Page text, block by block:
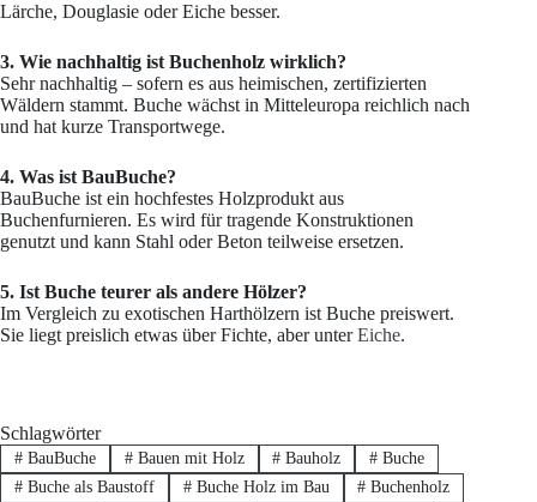
Lärche, Douglasie oder Eiche besser.
3. Wie nachhaltig ist Buchenholz wirklich?
Sehr nachhaltig – sofern es aus heimischen, zertifizierten
Wäldern stammt. Buche wächst in Mitteleuropa reichlich nach
und hat kurze Transportwege.
4. Was ist BauBuche?
BauBuche ist ein hochfestes Holzprodukt aus
Buchenfurnieren. Es wird für tragende Konstruktionen
genutzt und kann Stahl oder Beton teilweise ersetzen.
5. Ist Buche teurer als andere Hölzer?
Im Vergleich zu exotischen Harthölzern ist Buche preiswert.
Sie liegt preislich etwas über Fichte, aber unterEiche.
Schlagwörter
#BauBuche #Bauen mit Holz # Bauholz # Buche
#Buche als Baustoff #Buche Holz im Bau # Buchenholz